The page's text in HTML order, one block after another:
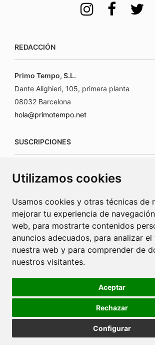
Utilizamos cookies
Usamos cookies y otras técnicas de
mejorar tu experiencia de
web, para mostrarte contenidos
anuncios adecuados, para analizar
nuestra web y para comprender de
nuestros visitantes.
Aceptar
Rechazar
Configurar
REDACCIÓN
Primo Tempo, S.L.
Dante Alighieri, 105, primera planta
08032 Barcelona
hola@primotempo.net
SUSCRIPCIONES
www.connecorrevistas.com
PUBLICIDAD
Política de Cookies Política de
Diseño web Barcelona